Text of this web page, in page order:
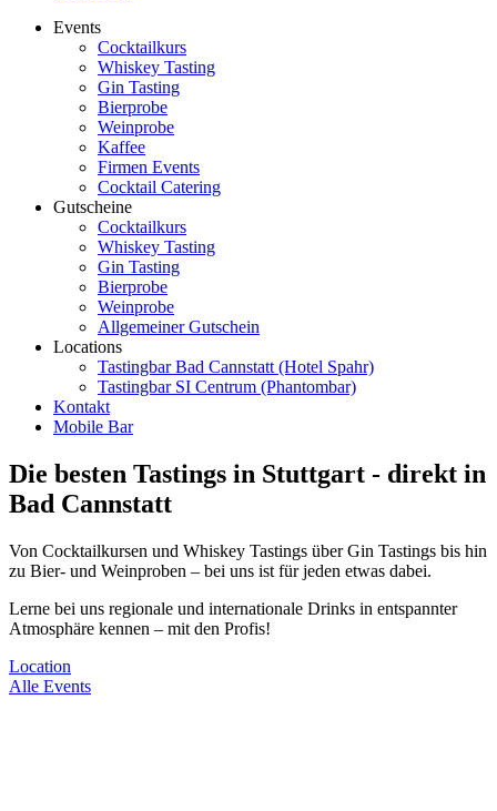
Events
Cocktailkurs
Whiskey Tasting
Gin Tasting
Bierprobe
Weinprobe
Kaffee
Firmen Events
Cocktail Catering
Gutscheine
Cocktailkurs
Whiskey Tasting
Gin Tasting
Bierprobe
Weinprobe
Allgemeiner Gutschein
Locations
Tastingbar Bad Cannstatt (Hotel Spahr)
Tastingbar SI Centrum (Phantombar)
Kontakt
Mobile Bar
Die besten Tastings in Stuttgart - direkt in
Bad Cannstatt
Von Cocktailkursen und Whiskey Tastings über Gin Tastings bis hin
zu Bier- und Weinproben – bei uns ist für jeden etwas dabei.
Lerne bei uns regionale und internationale Drinks in entspannter
Atmosphäre kennen – mit den Profis!
Location
Alle Events